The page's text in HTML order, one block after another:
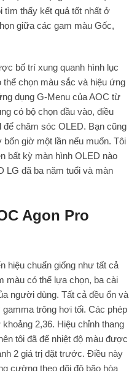
thấy kết quả tốt nhất ở
giữa các gam màu Gốc,
bố trí xung quanh hình lục
chọn màu sắc và hiệu ứng
dụng G-Menu của AOC từ
có bộ chọn đầu vào, điều
để chăm sóc OLED. Bạn cũng
giờ một lần nếu muốn. Tôi
bất kỳ màn hình OLED nào
LG đã ba năm tuổi và màn
Agon Pro
hiệu chuẩn giống như tất cả
màu có thể lựa chọn, ba cài
người dùng. Tất cả đều ổn và
trông hơi tối. Các phép
2,36. Hiệu chỉnh thang
tôi đã để nhiệt độ màu được
2 giá trị đặt trước. Điều này
cường theo dõi độ bão hòa